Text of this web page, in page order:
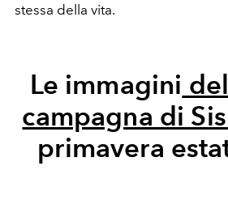
stessa della vita.
Le immagini
campagna di
primavera